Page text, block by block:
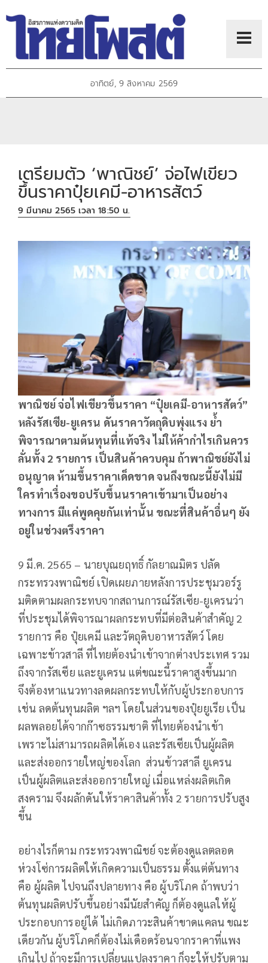
อาทิตย์, 9 สิงหาคม 2569
เตรียมตัว ‘พาณิชย์’ จ่อไฟเขียว
ขึ้นราคาปุ๋ยเคมี-อาหารสัตว์
9 มีนาคม 2565 เวลา 18:50 น.
พาณิชย์ จ่อไฟเขียวขึ้นราคา “ปุ๋ยเคมี-อาหารสัตว์”
หลังรัสเซีย-ยูเครน ดันราคาวัตถุดิบพุ่งแรง ย้ำ
พิจารณาตามต้นทุนที่แท้จริง ไม่ให้ค้ากำไรเกินควร
ลั่นทั้ง 2 รายการ เป็นสินค้าควบคุม ถ้าพาณิชย์ยังไม่
อนุญาต ห้ามขึ้นราคาเด็ดขาด จนถึงขณะนี้ยังไม่มี
ใครทำเรื่องขอปรับขึ้นนราคาเข้ามาเป็นอย่าง
ทางการ มีแค่พูดคุยกันเท่านั้น ขณะที่สินค้าอื่นๆ ยัง
อยู่ในช่วงตรึงราคา
9 มี.ค. 2565 – นายบุณยฤทธิ์ กัลยาณมิตร ปลัด
กระทรวงพาณิชย์ เปิดเผยภายหลังการประชุมวอร์รู
มติดตามผลกระทบจากสถานการณ์รัสเซีย-ยูเครนว่า
ที่ประชุมได้พิจารณาผลกระทบที่มีต่อสินค้าสำคัญ 2
รายการ คือ ปุ๋ยเคมี และวัตถุดิบอาหารสัตว์ โดย
เฉพาะข้าวสาลี ที่ไทยต้องนำเข้าจากต่างประเทศ รวม
ถึงจากรัสเซีย และยูเครน แต่ขณะนี้ราคาสูงขึ้นมาก
จึงต้องหาแนวทางลดผลกระทบให้กับผู้ประกอบการ
เช่น ลดต้นทุนผลิต ฯลฯ โดยในส่วนของปุ๋ยยูเรีย เป็น
ผลพลอยได้จากก๊าซธรรมชาติ ที่ไทยต้องนำเข้า
เพราะไม่สามารถผลิตได้เอง และรัสเซียเป็นผู้ผลิต
และส่งออกรายใหญ่ของโลก ส่วนข้าวสาลี ยูเครน
เป็นผู้ผลิตและส่งออกรายใหญ่ เมื่อแหล่งผลิตเกิด
สงคราม จึงผลักดันให้ราคาสินค้าทั้ง 2 รายการปรับสูง
ขึ้น
อย่างไรก็ตาม กระทรวงพาณิชย์ จะต้องดูแลตลอด
ห่วงโซ่การผลิตให้เกิดความเป็นธรรม ตั้งแต่ต้นทาง
คือ ผู้ผลิต ไปจนถึงปลายทาง คือ ผู้บริโภค ถ้าพบว่า
ต้นทุนผลิตปรับขึ้นอย่างมีนัยสำคัญ ก็ต้องดูแลให้ผู้
ประกอบการอยู่ได้ ไม่เกิดภาวะสินค้าขาดแคลน ขณะ
เดียวกัน ผู้บริโภคก็ต้องไม่เดือดร้อนจากราคาที่แพง
เกินไป ถ้าจะมีการเปลี่ยนแปลงราคา ก็จะให้ปรับตาม